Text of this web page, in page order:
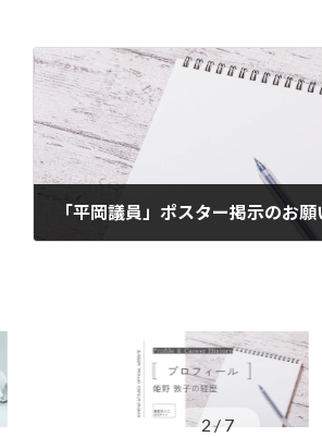
「平岡議員」ポスター掲示のお願
3/7